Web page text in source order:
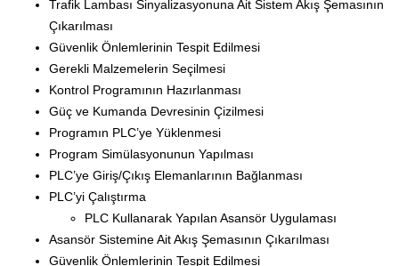
Trafik Lambası Sinyalizasyonuna Ait Sistem Akış Şemasının
Çıkarılması
Güvenlik Önlemlerinin Tespit Edilmesi
Gerekli Malzemelerin Seçilmesi
Kontrol Programının Hazırlanması
Güç ve Kumanda Devresinin Çizilmesi
Programın PLC’ye Yüklenmesi
Program Simülasyonunun Yapılması
PLC’ye Giriş/Çıkış Elemanlarının Bağlanması
PLC’yi Çalıştırma
PLC Kullanarak Yapılan Asansör Uygulaması
Asansör Sistemine Ait Akış Şemasının Çıkarılması
Güvenlik Önlemlerinin Tespit Edilmesi